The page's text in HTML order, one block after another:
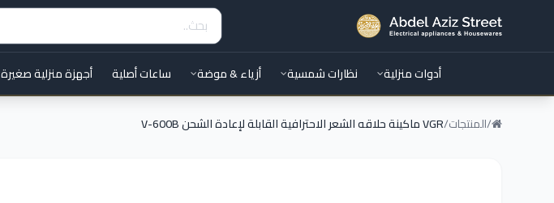
أدوات منزلية نظارات شمسية أزياء & موضة ساعات أصلية أجهزة منزلية صغيرة
/المنتجات/VGR ماكينة حلاقه الشعر الاحترافية القابلة لإعادة الشحن V-600B